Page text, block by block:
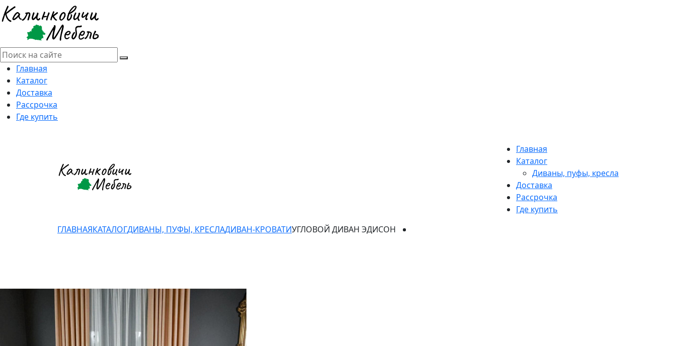
Главная
Каталог
Доставка
Рассрочка
Где купить
Главная
Каталог
Диваны, пуфы, кресла
Доставка
Рассрочка
Где купить
ГЛАВНАЯКАТАЛОГДИВАНЫ, ПУФЫ, КРЕСЛАДИВАН-КРОВАТИУГЛОВОЙ ДИВАН ЭДИСОН